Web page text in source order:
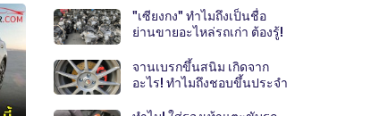
"เซียงกง" ทำไมถึงเป็นชื่อ
ย่านขายอะไหล่รถเก่า ต้องรู้!
จานเบรกขึ้นสนิม เกิดจาก
อะไร! ทำไมถึงชอบขึ้นประจำ